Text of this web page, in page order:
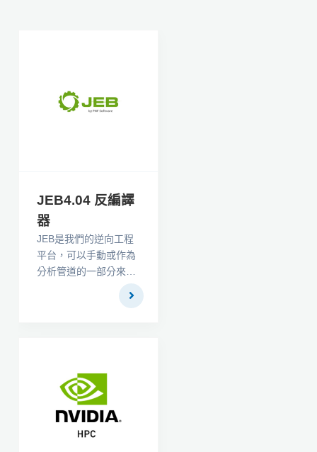
JEB4.04 反編譯
器
JEB是我們的逆向工程
平台，可以手動或作為
分析管道的一部分來執
行反彙編，反編譯，調
試和代碼和文檔文件的